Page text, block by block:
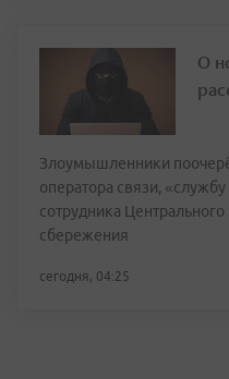
О
Злоумышленники
оператора связи, «службу
сотрудника
сбережения
сегодня, 04:25